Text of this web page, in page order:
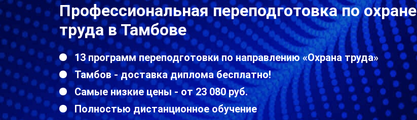
Профессиональная переподготовка по охране
труда в Тамбове
13 программ переподготовки по направлению «Охрана труда»
Тамбов - доставка диплома бесплатно!
Самые низкие цены - от 23 080 руб.
Полностью дистанционное обучение